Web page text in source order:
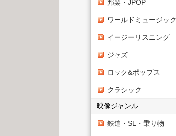
邦楽・JPOP
ワールドミュージック
イージーリスニング
ジャズ
ロック&ポップス
クラシック
映像ジャンル
鉄道・SL・乗り物